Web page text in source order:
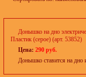
Донышко на дно
Пластик (серое) (арт. 53852)
Цена: 290 руб.
Донышко ставится на дно